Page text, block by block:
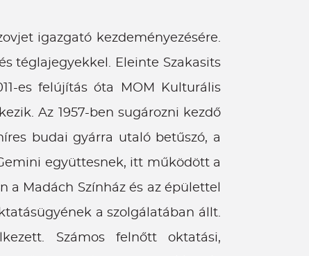
igazgató kezdeményezésére.
téglajegyekkel. Eleinte Szakasits
es felújítás óta MOM Kulturális
Az 1957-ben sugározni kezdő
budai gyárra utaló betűszó, a
együttesnek, itt működött a
Madách Színház és az épülettel
a szolgálatában állt.
Számos felnőtt oktatási,